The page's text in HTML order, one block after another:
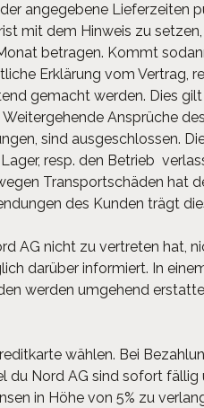
angegebene Lieferzeiten
mit dem Hinweis zu
betragen. Kommt
Erklärung vom Vertrag,
gemacht werden. Dies
Ansprüche
sind ausgeschlossen.
resp. den Betrieb
Transportschäden hat
des Kunden trägt
AG nicht zu vertreten hat,
darüber informiert. In
werden umgehend
wählen. Bei
Nord AG sind sofort fällig
in Höhe von 5% zu